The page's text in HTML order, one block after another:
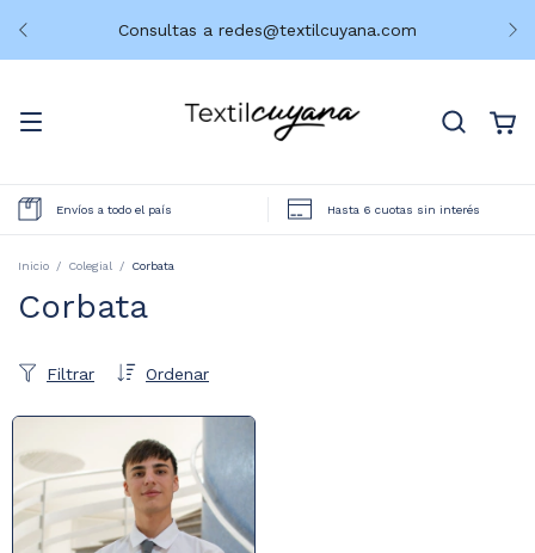
Consultas a redes@textilcuyana.com
Envíos a todo el país Hasta 6 cuotas sin interés
Inicio / Colegial / Corbata
Corbata
Ordenar
Filtrar